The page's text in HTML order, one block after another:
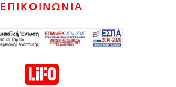
ΕΠΙΚΟΙΝΩΝΙΑ